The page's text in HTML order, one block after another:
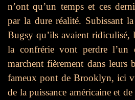
n’ont qu’un temps et ces
par la dure réalité. Subissant
Bugsy qu’ils avaient ridiculisé,
la confrérie vont perdre l’un
marchent fièrement dans leurs
fameux pont de Brooklyn, ici
de la puissance américaine et